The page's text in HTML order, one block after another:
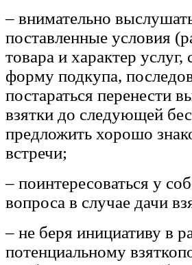
– внимательно
поставленные условия
товара и характер
форму подкупа,
постараться перенести
взятки до следующей
предложить хорошо
встречи;
– поинтересоваться у
вопроса в случае дачи
– не беря инициативу в
потенциальному